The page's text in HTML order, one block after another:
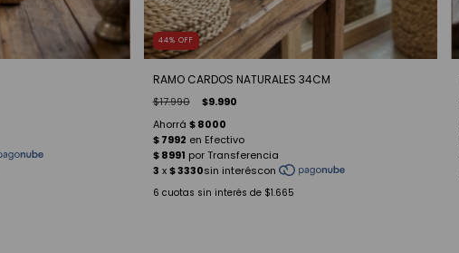
44% OFF
RAMO CARDOS NATURALES 34CM
$17.990 $9.990
6 cuotas sin interés de $1.665